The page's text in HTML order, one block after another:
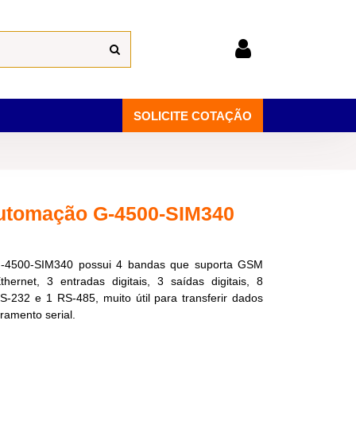
SOLICITE COTAÇÃO
G-4500-SIM340
SIM340 possui 4 bandas que suporta GSM
3 entradas digitais, 3 saídas digitais, 8
232 e 1 RS-485, muito útil para transferir dados
serial.